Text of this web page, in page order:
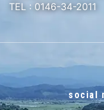
TEL : 0146-34-2011
social